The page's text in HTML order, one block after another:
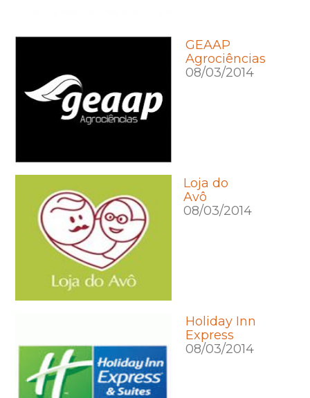
GEAAP
Agrociências
08/03/2014
Loja do
Avô
08/03/2014
Holiday Inn
Express
08/03/2014